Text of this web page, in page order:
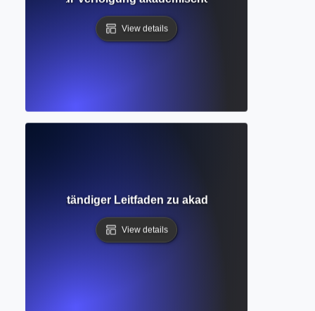
View details
Vollständiger Leitfaden zu akademischen
View details